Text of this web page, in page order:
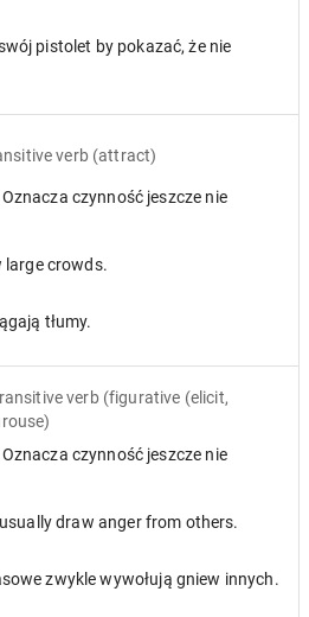
pistolet by pokazać, że nie
verb (attract)
Oznacza czynność jeszcze nie
large crowds.
tłumy.
verb (figurative (elicit,
Oznacza czynność jeszcze nie
draw anger from others.
zwykle wywołują gniew innych.